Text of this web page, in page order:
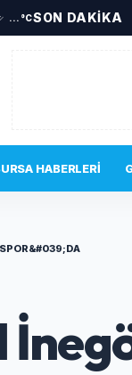
...°CSON DAKİKA
HABERLERI